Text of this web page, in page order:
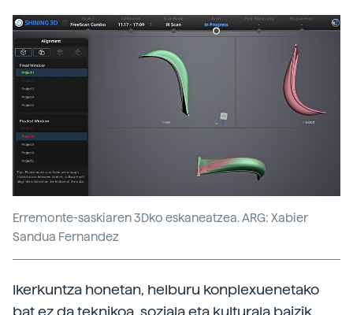
Erremonte-saskiaren 3Dko eskaneatzea. ARG: Xabier
Sandua Fernandez
Ikerkuntza honetan, helburu konplexuenetako
bat ez da teknikoa, soziala eta kulturala baizik.